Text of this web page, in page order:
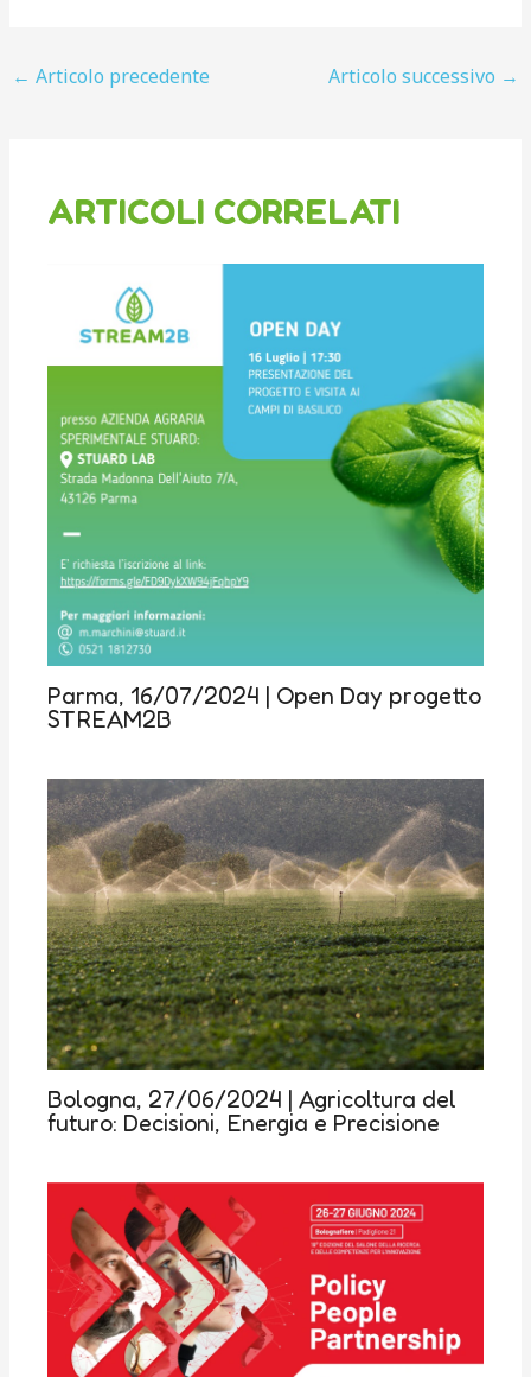
← Articolo precedente Articolo successivo →
ARTICOLI CORRELATI
Parma, 16/07/2024 | Open Day progetto
STREAM2B
Bologna, 27/06/2024 | Agricoltura del
futuro: Decisioni, Energia e Precisione